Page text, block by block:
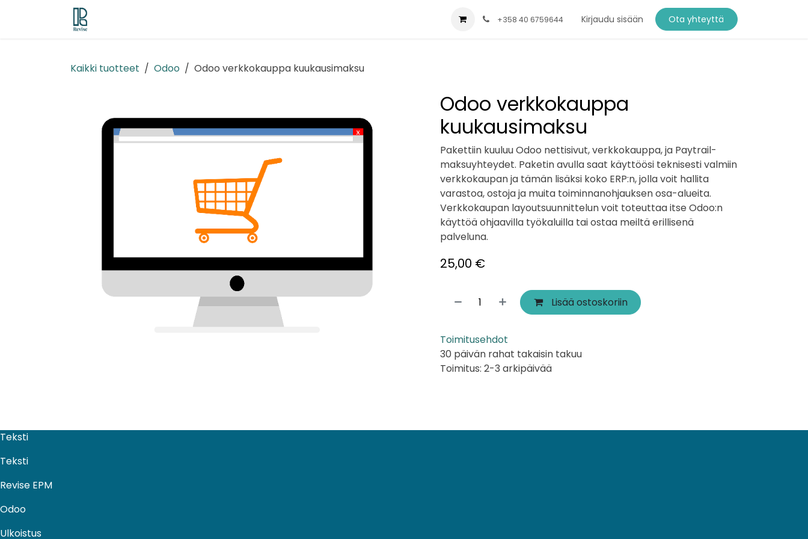
Blog +358 40 6759644 Kirjaudu sisään Ota yhteyttä
Kaikki tuotteet Odoo Odoo verkkokauppa kuukausimaksu
Odoo verkkokauppa
kuukausimaksu
Pakettiin kuuluu Odoo nettisivut, verkkokauppa, ja Paytrail-
maksuyhteydet. Paketin avulla saat käyttöösi teknisesti valmiin
verkkokaupan ja tämän lisäksi koko ERP:n, jolla voit hallita
varastoa, ostoja ja muita toiminnanohjauksen osa-alueita.
Verkkokaupan layoutsuunnittelun voit toteuttaa itse Odoo:n
käyttöä ohjaavilla työkaluilla tai ostaa meiltä erillisenä
palveluna.
25,00 €
Lisää ostoskoriin
Toimitusehdot
30 päivän rahat takaisin takuu
Toimitus: 2-3 arkipäivää
Teksti
Teksti
Revise EPM
Odoo
Ulkoistus​